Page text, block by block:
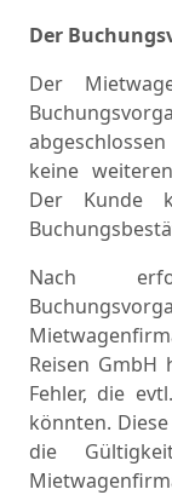
Der
Der
keine
Der Kunde
Nach
Reisen
Fehler, die
könnten.
die